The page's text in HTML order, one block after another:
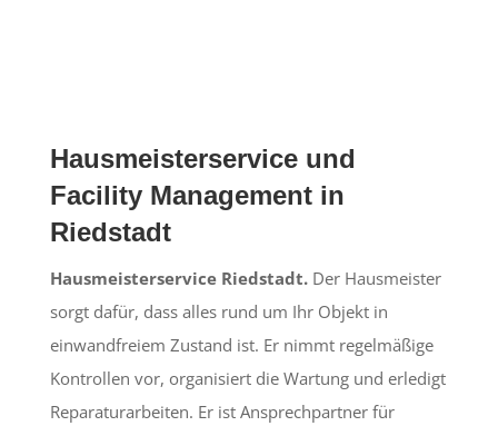
Hausmeisterservice und
Facility Management in
Riedstadt
Hausmeisterservice Riedstadt.Der Hausmeister
sorgt dafür, dass alles rund um Ihr Objekt in
einwandfreiem Zustand ist. Er nimmt regelmäßige
Kontrollen vor, organisiert die Wartung und erledigt
Reparaturarbeiten. Er ist Ansprechpartner für